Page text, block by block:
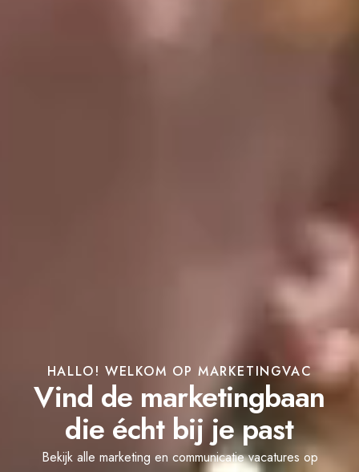
HALLO! WELKOM OP MARKETINGVAC
Vind de marketingbaan
die écht bij je past
Bekijk alle marketing en communicatie vacatures op